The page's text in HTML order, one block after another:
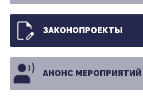
ЗАКОНОПРОЕКТЫ
АНОНС МЕРОПРИЯТИЙ